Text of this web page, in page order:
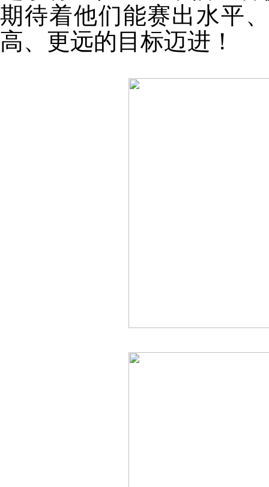
期待着他们能赛出水平
高、更远的目标迈进！